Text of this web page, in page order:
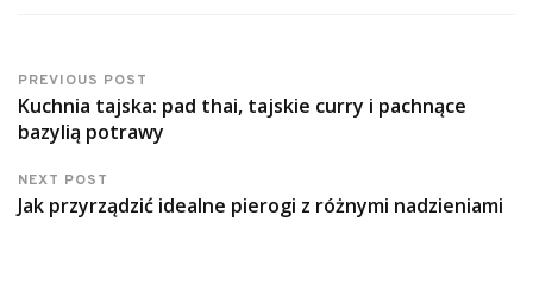
PREVIOUS POST
Kuchnia tajska: pad thai, tajskie curry i pachnące
bazylią potrawy
NEXT POST
Jak przyrządzić idealne pierogi z różnymi nadzieniami